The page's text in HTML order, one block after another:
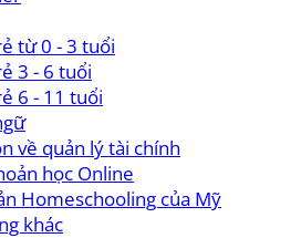
từ 0 - 3 tuổi
3 - 6 tuổi
6 - 11 tuổi
về quản lý tài chính
học Online
Homeschooling của Mỹ
khác